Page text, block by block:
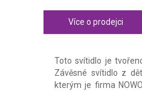
Více o prodejci
Toto svítidlo je
Závěsné svítidlo z
kterým je firma